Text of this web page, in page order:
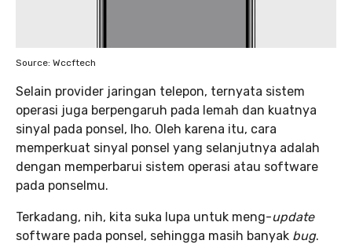
Source: Wccftech
Selain provider jaringan telepon, ternyata sistem
operasi juga berpengaruh pada lemah dan kuatnya
sinyal pada ponsel, lho. Oleh karena itu, cara
memperkuat sinyal ponsel yang selanjutnya adalah
dengan memperbarui sistem operasi atau software
pada ponselmu.
Terkadang, nih, kita suka lupa untuk meng-update
software pada ponsel, sehingga masih banyak bug.